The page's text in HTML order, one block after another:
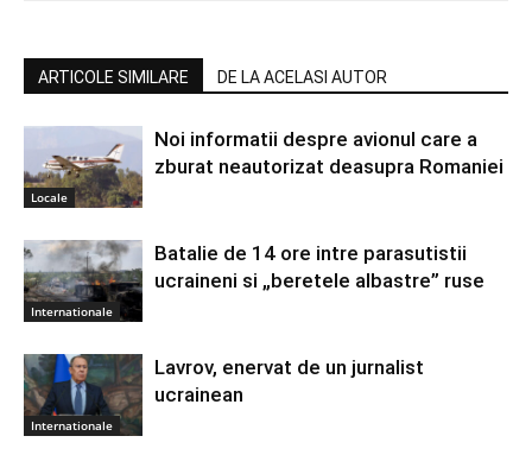
ARTICOLE SIMILARE DE LA ACELASI AUTOR
Locale
Noi informatii despre avionul care a
zburat neautorizat deasupra Romaniei
Internationale
Batalie de 14 ore intre parasutistii
ucraineni si „beretele albastre” ruse
Internationale
Lavrov, enervat de un jurnalist
ucrainean